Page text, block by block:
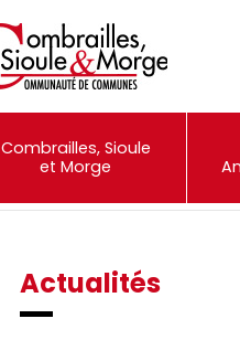
Combrailles, Sioule
et Morge
Événements
Actualités